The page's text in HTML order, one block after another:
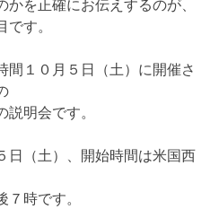
を正確にお伝えするのが、
です。
間１０月５日（土）に開催さ
説明会です。
日（土）、開始時間は米国西
７時です。